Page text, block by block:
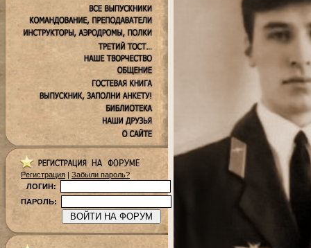
Регистрация | Забыли пароль?
ЛОГИН:
ПАРОЛЬ: